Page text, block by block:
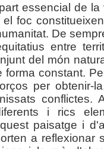
essencial de
el foc
De
entre
del món
forma constant.
per obtenir-
conflictes.
i rics
paisatge i
a reflexionar